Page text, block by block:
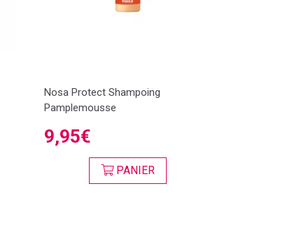
Nosa Protect Shampoing
Pamplemousse
9,95€
PANIER